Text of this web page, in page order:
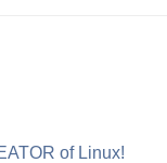
of Linux!